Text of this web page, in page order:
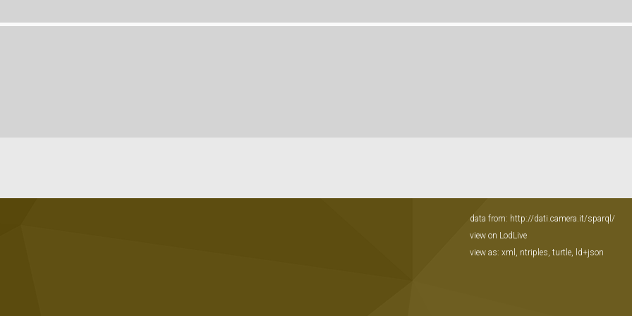
data from: http://dati.camera.it/sparql/
view on LodLive
view as: xml , ntriples, turtle, ld+json